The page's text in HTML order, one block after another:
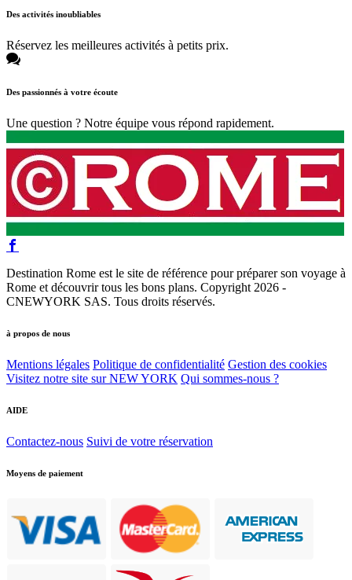
Des activités inoubliables
Réservez les meilleures activités à petits prix.
Des passionnés à votre écoute
Une question ? Notre équipe vous répond rapidement.
Destination Rome est le site de référence pour préparer son voyage à
Rome et découvrir tous les bons plans. Copyright 2026 -
CNEWYORK SAS. Tous droits réservés.
à propos de nous
Mentions légales Politique de confidentialité Gestion des cookies
Visitez notre site sur NEW YORK Qui sommes-nous ?
AIDE
Contactez-nous Suivi de votre réservation
Moyens de paiement